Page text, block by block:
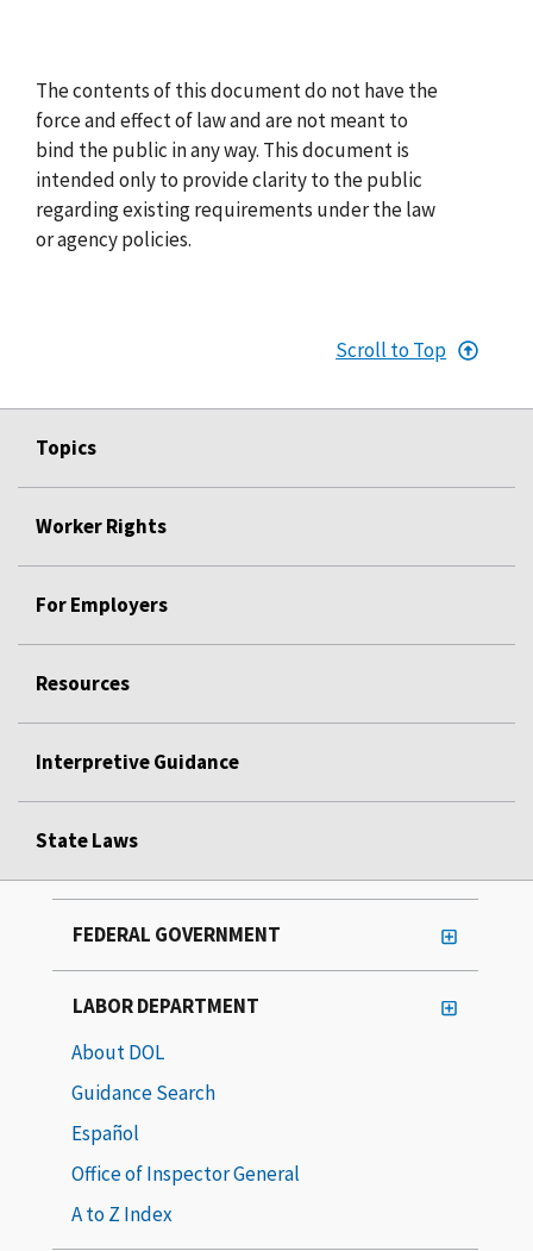
The contents of this document do not have the
force and effect of law and are not meant to
bind the public in any way. This document is
intended only to provide clarity to the public
regarding existing requirements under the law
or agency policies.
Scroll to Top
Topics
Worker Rights
For Employers
Resources
Interpretive Guidance
State Laws
FEDERAL GOVERNMENT
LABOR DEPARTMENT
About DOL
Guidance Search
Español
Office of Inspector General
A to Z Index